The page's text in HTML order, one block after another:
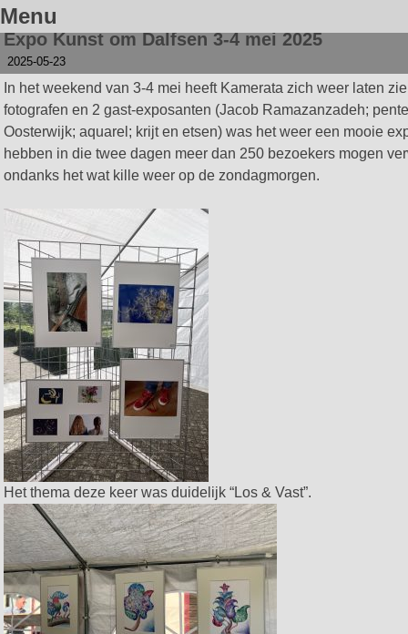
Menu
Spring
naar
inhoud
Expo Kunst om Dalfsen 3-4 mei 2025
2025-05-23
In het weekend van 3-4 mei heeft Kamerata zich weer laten
fotografen en 2 gast-exposanten (Jacob Ramazanzadeh;
Oosterwijk; aquarel; krijt en etsen) was het weer een mooie
hebben in die twee dagen meer dan 250 bezoekers mogen
ondanks het wat kille weer op de zondagmorgen.
Het thema deze keer was duidelijk “Los & Vast”.